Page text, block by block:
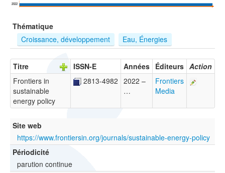
Recherche
EN
ES
?
2022
Thématique
Croissance, développement
Eau, Énergies
Titre ISSN-E Années Éditeurs Action
Frontiers in
sustainable
energy policy
2813-4982 2022 –
…
Frontiers
Media
Site web
https://www.frontiersin.org/journals/sustainable-energy-policy
Périodicité
parution continue